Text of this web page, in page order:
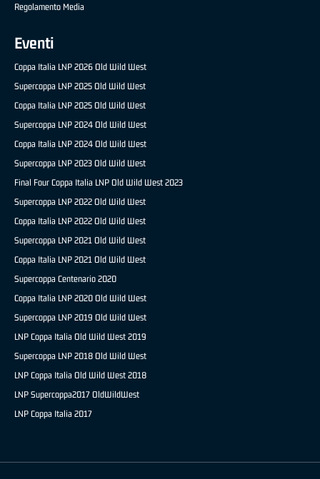
Regolamento Media
Eventi
Coppa Italia LNP 2026 Old Wild West
Supercoppa LNP 2025 Old Wild West
Coppa Italia LNP 2025 Old Wild West
Supercoppa LNP 2024 Old Wild West
Coppa Italia LNP 2024 Old Wild West
Supercoppa LNP 2023 Old Wild West
Final Four Coppa Italia LNP Old Wild West 2023
Supercoppa LNP 2022 Old Wild West
Coppa Italia LNP 2022 Old Wild West
Supercoppa LNP 2021 Old Wild West
Coppa Italia LNP 2021 Old Wild West
Supercoppa Centenario 2020
Coppa Italia LNP 2020 Old Wild West
Supercoppa LNP 2019 Old Wild West
LNP Coppa Italia Old Wild West 2019
Supercoppa LNP 2018 Old Wild West
LNP Coppa Italia Old Wild West 2018
LNP Supercoppa2017 OldWildWest
LNP Coppa Italia 2017